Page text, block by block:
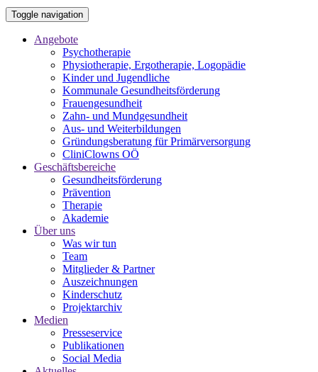
Toggle navigation
Angebote
Psychotherapie
Physiotherapie, Ergotherapie, Logopädie
Kinder und Jugendliche
Kommunale Gesundheitsförderung
Frauengesundheit
Zahn- und Mundgesundheit
Aus- und Weiterbildungen
Gründungsberatung für Primärversorgung
CliniClowns OÖ
Geschäftsbereiche
Gesundheitsförderung
Prävention
Therapie
Akademie
Über uns
Was wir tun
Team
Mitglieder & Partner
Auszeichnungen
Kinderschutz
Projektarchiv
Medien
Presseservice
Publikationen
Social Media